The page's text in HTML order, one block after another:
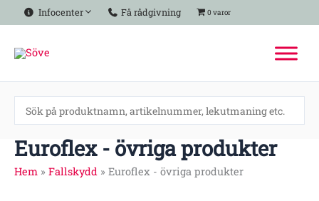
Hoppa
till
Infocenter Få rådgivning 0 varor
Euroflex - övriga produkter
Hem » Fallskydd » Euroflex - övriga produkter